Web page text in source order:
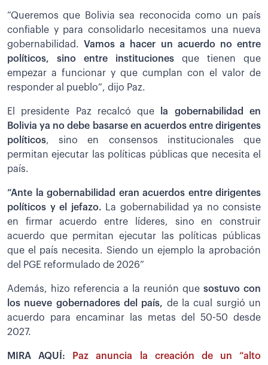
“Queremos que Bolivia sea reconocida como un país
confiable y para consolidarlo necesitamos una nueva
gobernabilidad.
Vamos a hacer un acuerdo no entre
políticos, sino entre instituciones que tienen que
empezar a funcionar y que cumplan con el valor de
responder al pueblo”, dijo Paz.
El presidente Paz recalcó que la gobernabilidad en
Bolivia ya no debe basarse en acuerdos entre dirigentes
políticos, sino en consensos institucionales que
permitan ejecutar las políticas públicas que necesita el
país.
“Ante la gobernabilidad eran acuerdos entre dirigentes
políticos y el jefazo. La gobernabilidad ya no consiste
en firmar acuerdo entre líderes, sino en construir
acuerdo que permitan ejecutar las políticas públicas
que el país necesita. Siendo un ejemplo la aprobación
del PGE reformulado de 2026”
Además, hizo referencia a la reunión que sostuvo con
los nueve gobernadores del país, de la cual surgió un
acuerdo para encaminar las metas del 50-50 desde
2027.
MIRA AQUÍ:
Paz anuncia la creación de un “alto